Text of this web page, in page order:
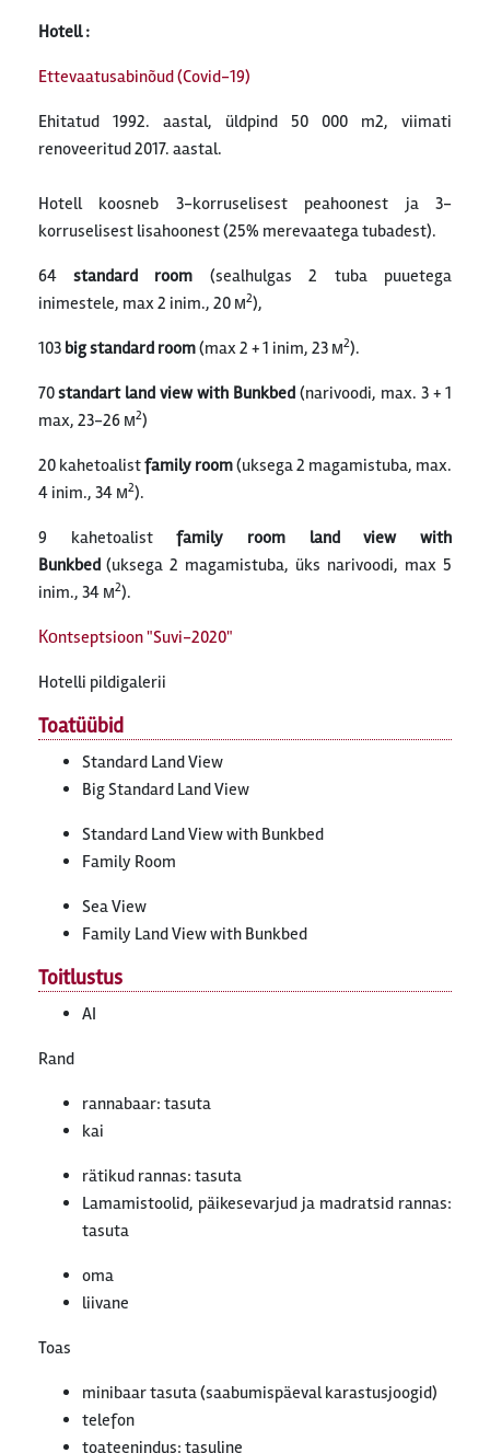
Hotell :
Ettevaatusabinõud (Covid-19)
Ehitatud 1992. aastal, üldpind 50 000 m2, viimati
renoveeritud 2017. aastal.
Hotell koosneb 3-korruselisest peahoonest ja 3-
korruselisest lisahoonest (25% merevaatega tubadest).
64 standard room (sealhulgas 2 tuba puuetega
inimestele, max 2 inim., 20 м2),
103 big standard room(max 2 + 1 inim, 23 м2).
70standart land view with Bunkbed (narivoodi, max. 3 + 1
max, 23-26 м2)
20 kahetoalistfamily room(uksega 2 magamistuba, max.
4 inim., 34 м2).
9 kahetoalist family room land view with
Bunkbed (uksega 2 magamistuba, üks narivoodi, max 5
inim., 34 м2).
Коntseptsioon "Suvi-2020"
Hotelli pildigalerii
Toatüübid
Standard Land View
Big Standard Land View
Standard Land View with Bunkbed
Family Room
Sea View
Family Land View with Bunkbed
Toitlustus
AI
Rand
rannabaar: tasuta
kai
rätikud rannas: tasuta
Lamamistoolid, päikesevarjud ja madratsid rannas:
tasuta
oma
liivane
Toas
minibaar tasuta (saabumispäeval karastusjoogid)
telefon
toateenindus: tasuline